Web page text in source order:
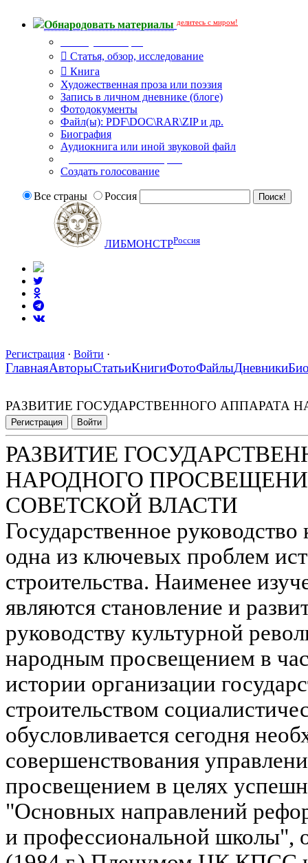
Обнародовать материалы делитесь с миром!
Статья, обзор, исследование
Книга
Художественная проза или поэзия
Запись в личном дневнике (блоге)
Фотодокументы
Файл(ы): PDF\DOC\RAR\ZIP и др.
Биография
Аудиокнига или иной звуковой файл
Создать голосование
Все страны Россия
ЛИБМОНСТРРоссия
Регистрация · Войти ·
ГлавнаяАвторыСтатьиКнигиФотоФайлыДневники
РАЗВИТИЕ ГОСУДАРСТВЕННОГО АППАРАТА
Регистрация Войти
РАЗВИТИЕ
НАРОДНОГО
СОВЕТСКОЙ ВЛАСТИ
Государственное
одна из ключевых проблем
строительства. Наименее
являются становление и
руководству культурной
народным просвещением в
истории организации
строительством
обусловливается сегодня
совершенствования
просвещением в целях
"Основных направлений
и профессиональной школы",